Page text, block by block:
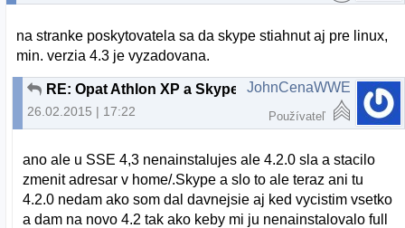
na stranke poskytovatela sa da skype stiahnut aj pre linux,
min. verzia 4.3 je vyzadovana.
RE: Opat Athlon XP a Skype
26.02.2015 | 17:22
JohnCenaWWE
Používateľ
ano ale u SSE 4,3 nenainstalujes ale 4.2.0 sla a stacilo
zmenit adresar v home/.Skype a slo to ale teraz ani tu
4.2.0 nedam ako som dal davnejsie aj ked vycistim vsetko
a dam na novo 4.2 tak ako keby mi ju nenainstalovalo full